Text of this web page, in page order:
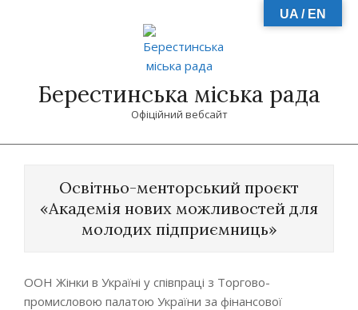
Берестинська міська рада
Офіційний вебсайт
Освітньо-менторський проєкт
«Академія нових можливостей для
молодих підприємниць»
ООН Жінки в Україні у співпраці з Торгово-
промисловою палатою України за фінансової
UA / EN